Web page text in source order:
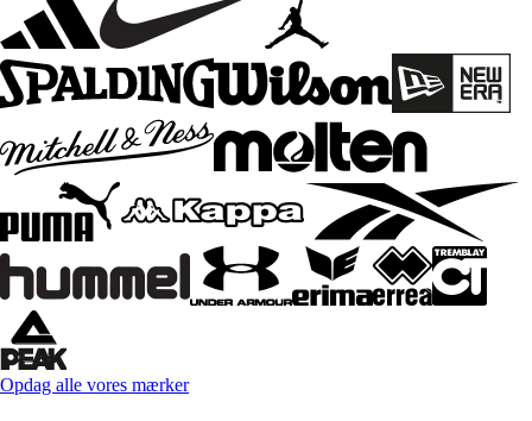
Opdag alle vores mærker